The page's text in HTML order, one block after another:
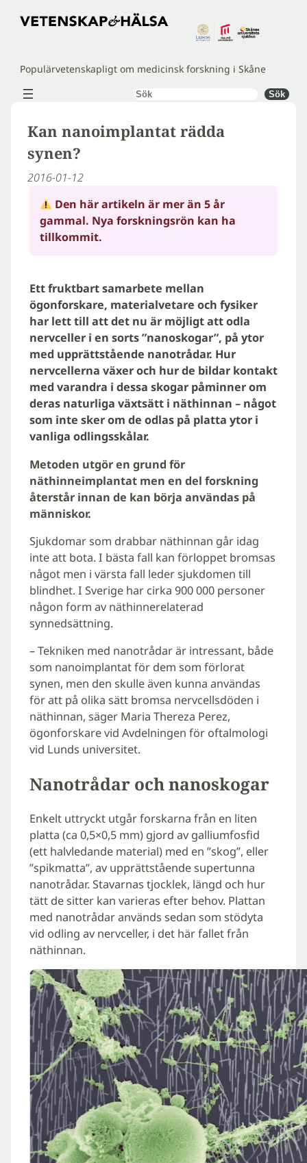
Hoppa
Populärvetenskapligt om medicinsk forskning i Skåne
Sök Sök
Kan nanoimplantat rädda
synen?
2016-01-12
Den här artikeln är mer än 5 år
gammal. Nya forskningsrön kan ha
tillkommit.
Ett fruktbart samarbete mellan
ögonforskare, materialvetare och fysiker
har lett till att det nu är möjligt att odla
nervceller i en sorts ”nanoskogar”, på ytor
med upprättstående nanotrådar. Hur
nervcellerna växer och hur de bildar kontakt
med varandra i dessa skogar påminner om
deras naturliga växtsätt i näthinnan – något
som inte sker om de odlas på platta ytor i
vanliga odlingsskålar.
Metoden utgör en grund för
näthinneimplantat men en del forskning
återstår innan de kan börja användas på
människor.
Sjukdomar som drabbar näthinnan går idag
inte att bota. I bästa fall kan förloppet bromsas
något men i värsta fall leder sjukdomen till
blindhet. I Sverige har cirka 900 000 personer
någon form av näthinnerelaterad
synnedsättning.
– Tekniken med nanotrådar är intressant, både
som nanoimplantat för dem som förlorat
synen, men den skulle även kunna användas
för att på olika sätt bromsa nervcellsdöden i
näthinnan, säger Maria Thereza Perez,
ögonforskare vid Avdelningen för oftalmologi
vid Lunds universitet.
Nanotrådar och nanoskogar
Enkelt uttryckt utgår forskarna från en liten
platta (ca 0,5×0,5 mm) gjord av galliumfosfid
(ett halvledande material) med en ”skog”, eller
”spikmatta”, av upprättstående supertunna
nanotrådar. Stavarnas tjocklek, längd och hur
tätt de sitter kan varieras efter behov. Plattan
med nanotrådar används sedan som stödyta
vid odling av nervceller, i det här fallet från
näthinnan.